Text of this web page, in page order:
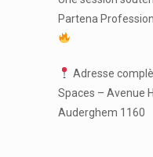
Partena
Adresse
Spaces – Avenue
Auderghem 1160